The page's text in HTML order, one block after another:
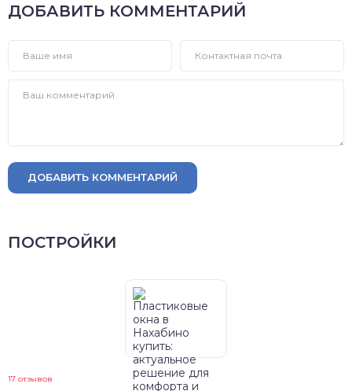
ДОБАВИТЬ КОММЕНТАРИЙ
ДОБАВИТЬ КОММЕНТАРИЙ
ПОСТРОЙКИ
17 отзывов